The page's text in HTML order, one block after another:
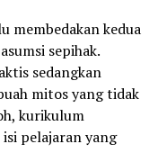
membedakan kedua
sepihak.
sedangkan
mitos yang tidak
kurikulum
pelajaran yang